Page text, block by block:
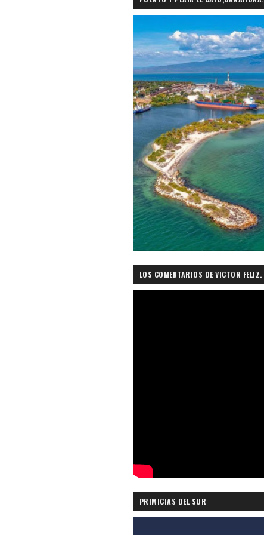
LOS COMENTARIOS DE VICTOR FELIZ.
PRIMICIAS DEL SUR